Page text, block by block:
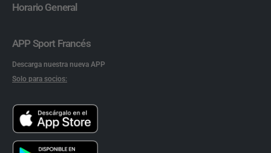
Horario General
APP Sport Francés
Descarga nuestra nueva APP
Solo para socios: